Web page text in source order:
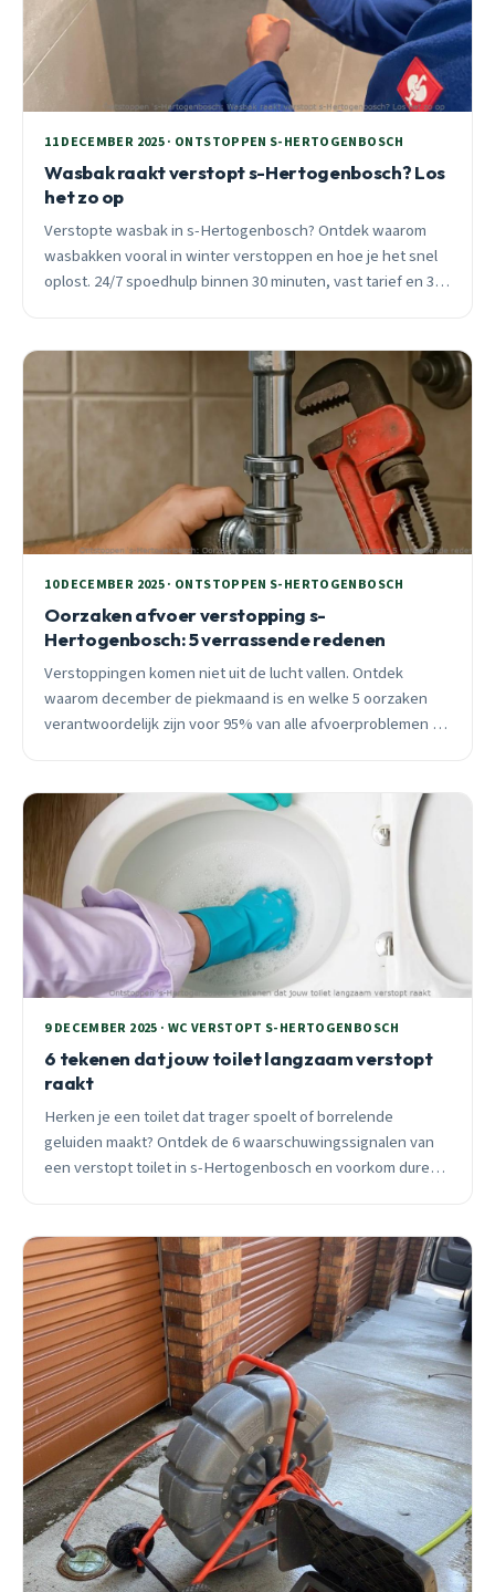
11 DECEMBER 2025 · ONTSTOPPEN S-HERTOGENBOSCH
Wasbak raakt verstopt s-Hertogenbosch? Los
het zo op
Verstopte wasbak in s-Hertogenbosch? Ontdek waarom
wasbakken vooral in winter verstoppen en hoe je het snel
oplost. 24/7 spoedhulp binnen 30 minuten, vast tarief en 3
10 DECEMBER 2025 · ONTSTOPPEN S-HERTOGENBOSCH
Oorzaken afvoer verstopping s-
Hertogenbosch: 5 verrassende redenen
Verstoppingen komen niet uit de lucht vallen. Ontdek
waarom december de piekmaand is en welke 5 oorzaken
verantwoordelijk zijn voor 95% van alle afvoerproblemen in
9 DECEMBER 2025 · WC VERSTOPT S-HERTOGENBOSCH
6 tekenen dat jouw toilet langzaam verstopt
raakt
Herken je een toilet dat trager spoelt of borrelende
geluiden maakt? Ontdek de 6 waarschuwingssignalen van
een verstopt toilet in s-Hertogenbosch en voorkom dure